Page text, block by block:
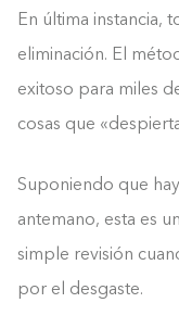
En última instancia,
eliminación. El
exitoso para miles
cosas que
Suponiendo que
antemano, esta es
simple revisión
por el desgaste.